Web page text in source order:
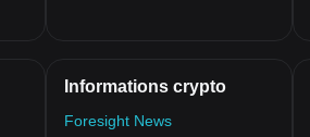
Informations crypto
Foresight News